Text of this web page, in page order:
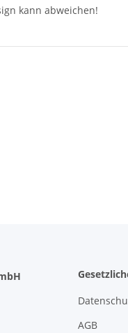
kann abweichen!
AGB